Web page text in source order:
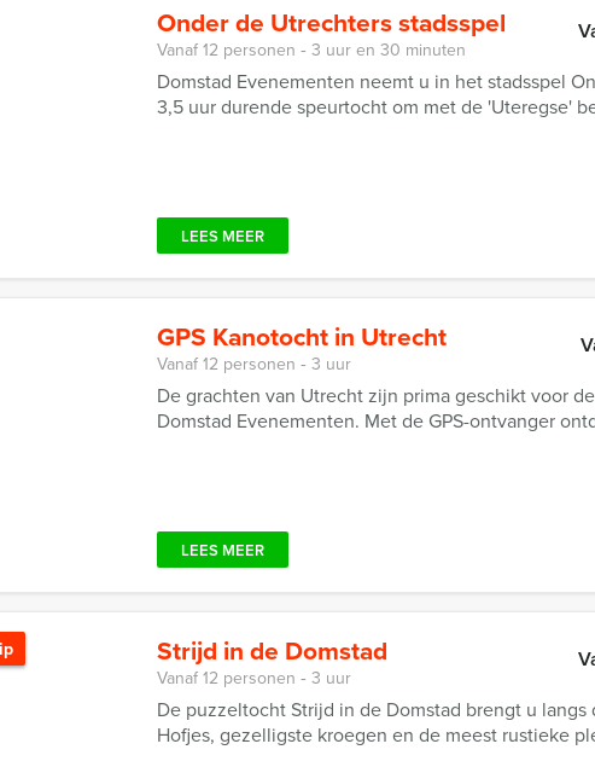
Onder de Utrechters stadsspel
Vanaf 12 personen ‐ 3 uur en 30 minuten
Domstad Evenementen neemt u in het stadsspel
3,5 uur durende speurtocht om met de 'Uteregse'
LEES MEER
GPS Kanotocht in Utrecht
Vanaf 12 personen ‐ 3 uur
De grachten van Utrecht zijn prima geschikt voor
Domstad Evenementen. Met de GPS-ontvanger
LEES MEER
Strijd in de Domstad
Vanaf 12 personen ‐ 3 uur
De puzzeltocht Strijd in de Domstad brengt u
Hofjes, gezelligste kroegen en de meest rustieke